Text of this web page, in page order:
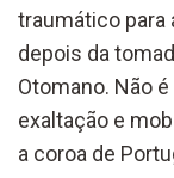
traumático para
depois da
Otomano. Não
exaltação e
a coroa de